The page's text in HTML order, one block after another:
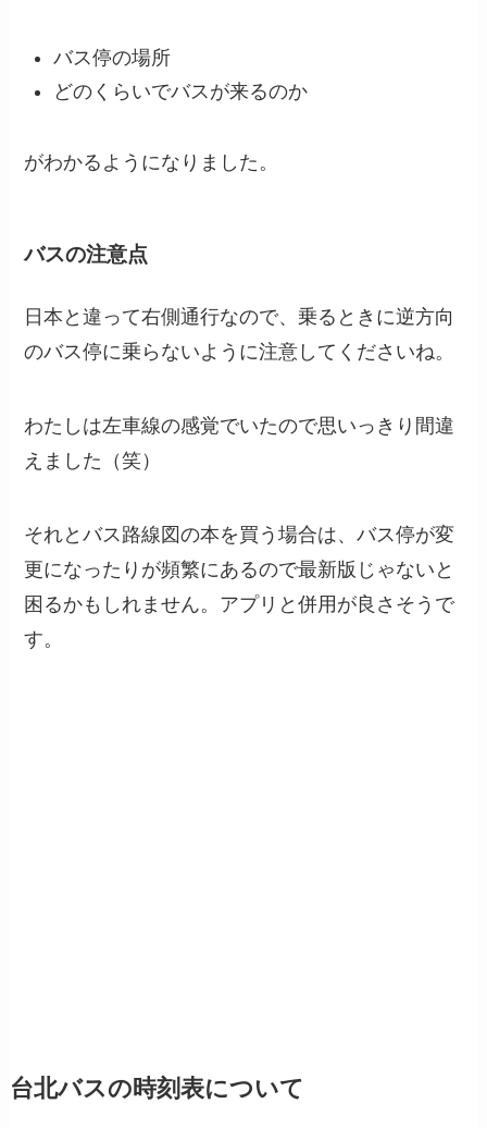
バス停の場所
どのくらいでバスが来るのか
がわかるようになりました。
バスの注意点
日本と違って右側通行なので、乗るときに逆方向
のバス停に乗らないように注意してくださいね。
わたしは左車線の感覚でいたので思いっきり間違
えました（笑）
それとバス路線図の本を買う場合は、バス停が変
更になったりが頻繁にあるので最新版じゃないと
困るかもしれません。アプリと併用が良さそうで
す。
台北バスの時刻表について